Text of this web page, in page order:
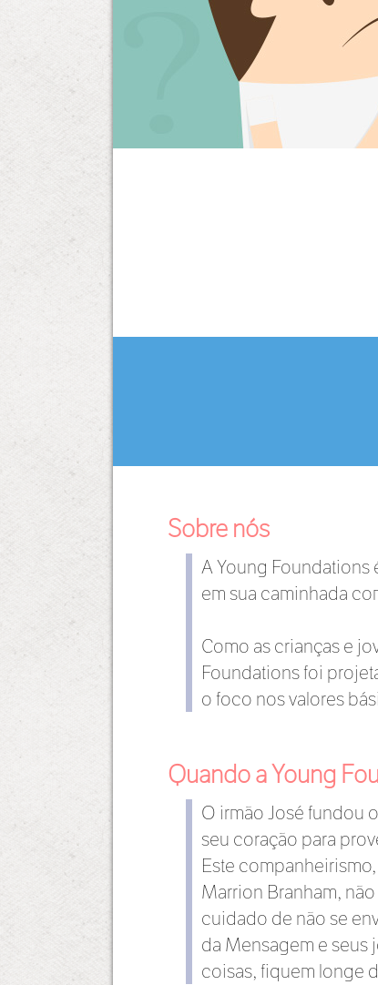
Sobre nós
A Young Foundations
em sua caminhada
Como as crianças e
Foundations foi
o foco nos valores
Quando a Young
O irmão José fundou
seu coração para
Este
Marrion Branham,
cuidado de não se
da Mensagem e seus
coisas, fiquem longe